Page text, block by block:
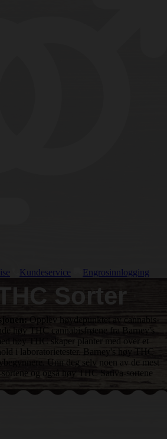
Kundeservice Engrosinnlogging
Sorter
Opplev høydepunktet av cannabis-
høy THC cannabisfrøene fra Barney's
høy THC skaper planter med over et
i laboratorietester. Barney's høy THC
Unn deg selv noen av de mest
og også høy THC Sativa-sortene